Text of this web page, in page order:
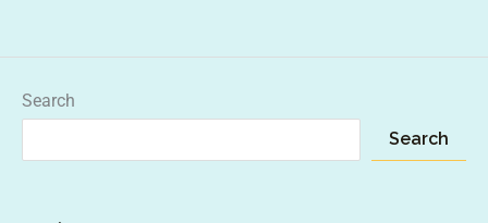
Search
Search